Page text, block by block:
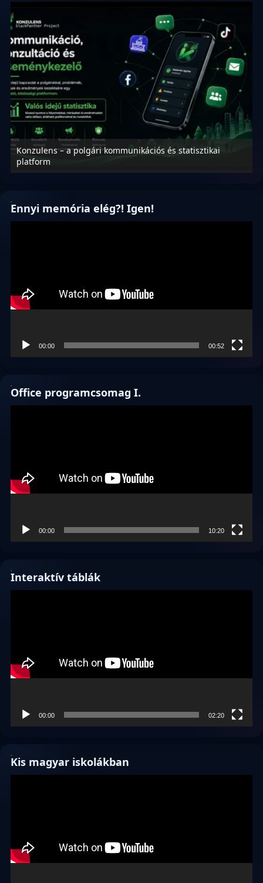
Konzulens – a polgári kommunikációs és statisztikai
platform
Ennyi memória elég?! Igen!
00:00 00:52
Office programcsomag I.
00:00 10:20
Interaktív táblák
00:00 02:20
Kis magyar iskolákban